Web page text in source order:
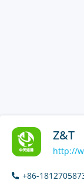
Z&T
http://
+86-